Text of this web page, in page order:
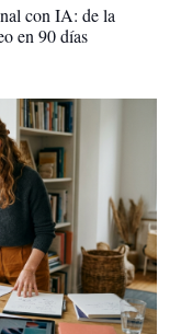
con IA: de la
en 90 días